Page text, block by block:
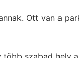
Ott van a